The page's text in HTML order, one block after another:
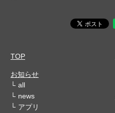
TOP
お知らせ
all
news
アプリ